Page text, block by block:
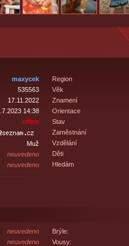
maxycek
535563
17.11.2022
14:38
offline
Muž
neuvedeno
neuvedeno
Region
Věk
Znamení
Orientace
Stav
Zaměstnání
Vzdělání
Děti
Hledám
neuvedeno
neuvedeno
Brýle:
Vousy: